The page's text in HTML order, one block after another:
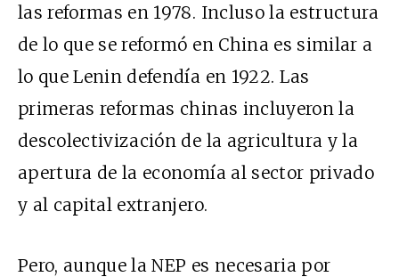
las reformas en 1978. Incluso la estructura
de lo que se reformó en China es similar a
lo que Lenin defendía en 1922. Las
primeras reformas chinas incluyeron la
descolectivización de la agricultura y la
apertura de la economía al sector privado
y al capital extranjero.
Pero, aunque la NEP es necesaria por